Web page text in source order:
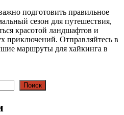
подготовить правильное
сезон для путешествия,
красотой ландшафтов и
приключений. Отправляйтесь в
маршруты для хайкинга в
Поиск